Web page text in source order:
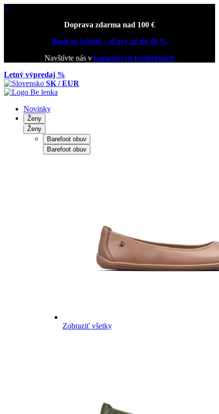
×
Doprava zdarma nad 100 €
Back to School – zľavy až do 30 %
Navštívte nás v kamenných predajniach
Letný výpredaj %
SK / EUR
Novinky
Ženy
Ženy
Barefoot obuv
Barefoot obuv
Zobraziť všetky